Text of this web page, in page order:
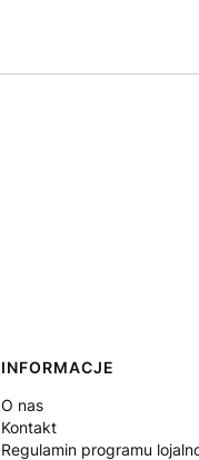
INFORMACJE
O nas
Kontakt
Regulamin programu